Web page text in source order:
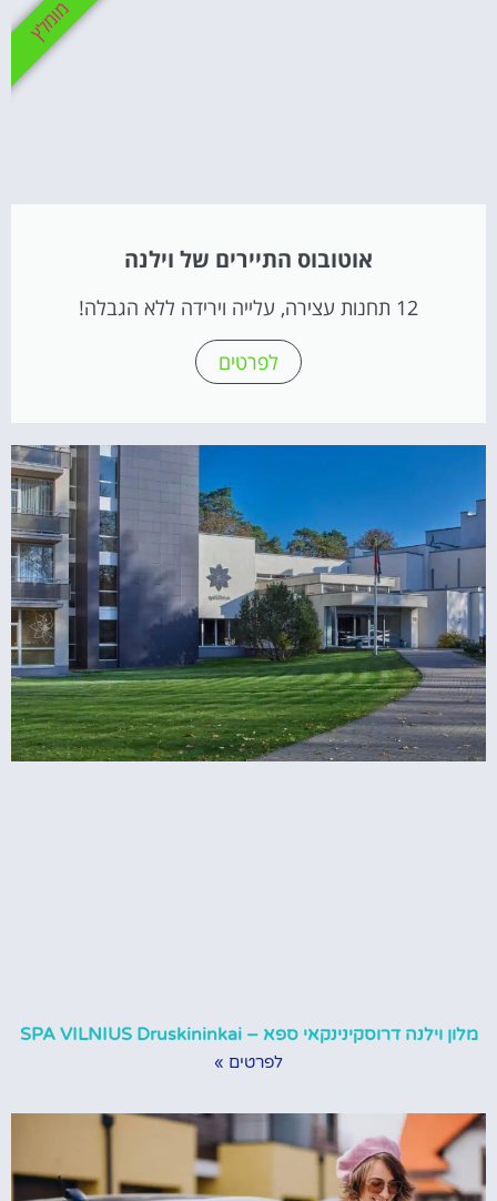
אוטובוס התיירים של וילנה
12 תחנות עצירה, עלייה וירידה ללא הגבלה!
לפרטים
מומלץ
מלון וילנה דרוסקינינקאי ספא – SPA VILNIUS Druskininkai
לפרטים »